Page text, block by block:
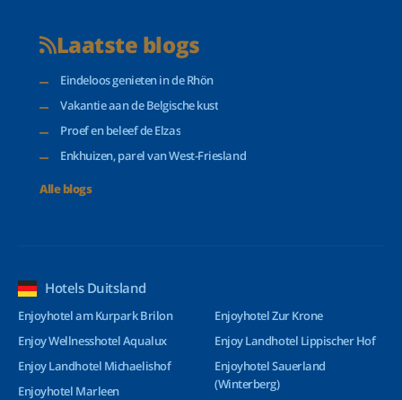
Laatste blogs
Eindeloos genieten in de Rhön
Vakantie aan de Belgische kust
Proef en beleef de Elzas
Enkhuizen, parel van West-Friesland
Alle blogs
Hotels Duitsland
Enjoyhotel am Kurpark Brilon
Enjoy Wellnesshotel Aqualux
Enjoy Landhotel Michaelishof
Enjoyhotel Marleen
Enjoyhotel Zur Krone
Enjoy Landhotel Lippischer Hof
Enjoyhotel Sauerland
(Winterberg)